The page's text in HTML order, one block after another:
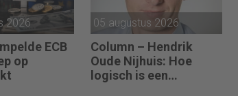
2026
ECB
op
05 augustus 2026
Column – Hendrik
Oude Nijhuis: Hoe
logisch is een